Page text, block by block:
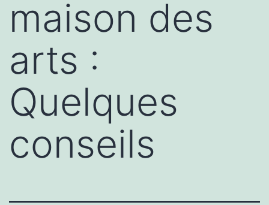
maison des
arts :
Quelques
conseils